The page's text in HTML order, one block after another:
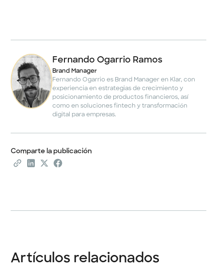
Fernando Ogarrio Ramos
Brand Manager
Fernando Ogarrio es Brand Manager en Klar, con
experiencia en estrategias de crecimiento y
posicionamiento de productos financieros, así
como en soluciones fintech y transformación
digital para empresas.
Comparte la publicación
Artículos relacionados